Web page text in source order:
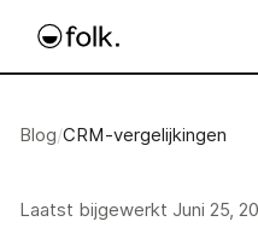
Blog/CRM-vergelijkingen
Laatst bijgewerkt Juni 25,